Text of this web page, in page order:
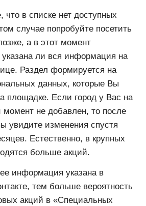
что в списке нет доступных
случае попробуйте посетить
а в этот момент
указана ли вся информация на
Раздел формируется на
данных, которые Вы
площадке. Если город у Вас на
момент не добавлен, то после
увидите изменения спустя
Естественно, в крупных
больше акций.
информация указана в
тем больше вероятность
акций в «Специальных